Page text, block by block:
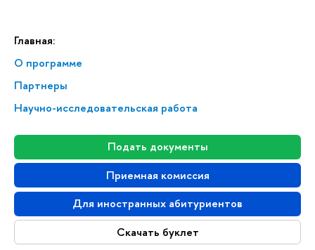
Главная:
О программе
Партнеры
Научно-исследовательская работа
Подать документы
Приемная комиссия
Для иностранных абитуриентов
Скачать буклет